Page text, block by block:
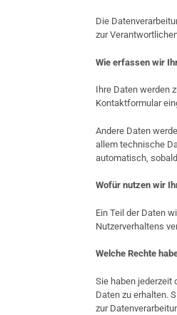
Die
zur
Wie erfassen wir
Ihre Daten werden
Kontaktformular
Andere Daten
allem technische
automatisch,
Wofür nutzen wir
Ein Teil der Daten
Nutzerverhaltens
Welche Rechte
Sie haben jederzeit
Daten zu erhalten.
zur